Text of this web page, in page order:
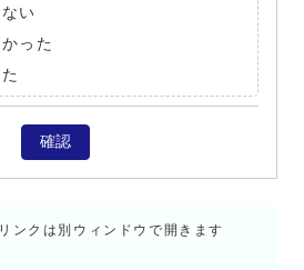
い
った
確認
ンクは別ウィンドウで開きます